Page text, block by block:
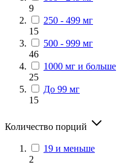
9
250 - 499 мг
15
500 - 999 мг
46
1000 мг и больше
25
До 99 мг
15
Количество порций
19 и меньше
2